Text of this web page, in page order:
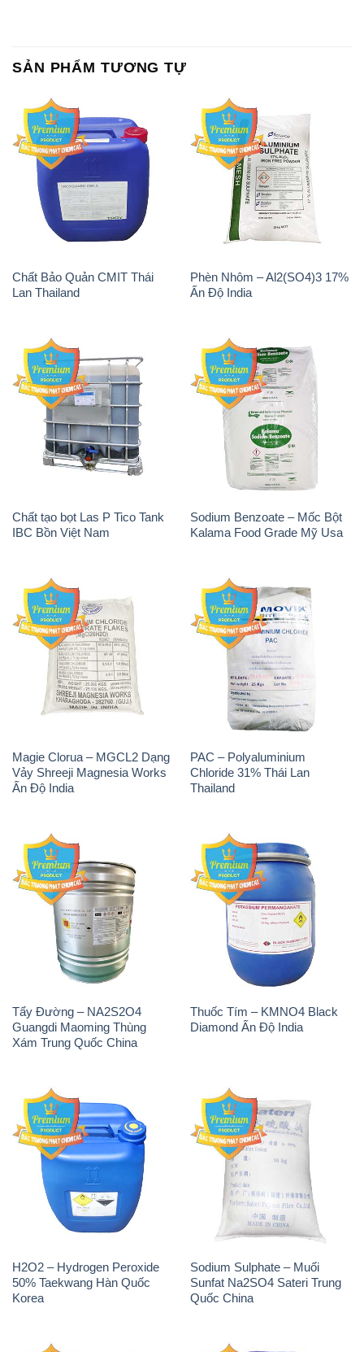
SẢN PHẨM TƯƠNG TỰ
Chất Bảo Quản CMIT Thái
Lan Thailand
Phèn Nhôm – Al2(SO4)3 17%
Ấn Độ India
Chất tạo bọt Las P Tico Tank
IBC Bồn Việt Nam
Sodium Benzoate – Mốc Bột
Kalama Food Grade Mỹ Usa
Magie Clorua – MGCL2 Dạng
Vảy Shreeji Magnesia Works
Ấn Độ India
PAC – Polyaluminium
Chloride 31% Thái Lan
Thailand
Tẩy Đường – NA2S2O4
Guangdi Maoming Thùng
Xám Trung Quốc China
Thuốc Tím – KMNO4 Black
Diamond Ấn Độ India
H2O2 – Hydrogen Peroxide
50% Taekwang Hàn Quốc
Korea
Sodium Sulphate – Muối
Sunfat Na2SO4 Sateri Trung
Quốc China